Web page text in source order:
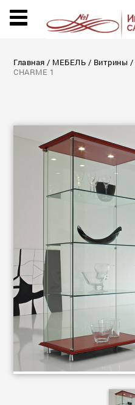
Главная / МЕБЕЛЬ / Витрины /
CHARME 1